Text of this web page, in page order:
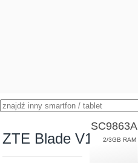
ZTE Blade V10 Vita
SC9863A
2/3GB RAM